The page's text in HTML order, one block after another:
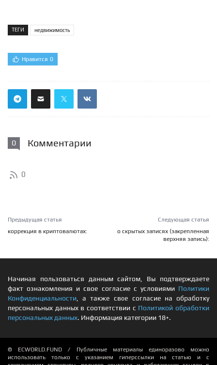
ТЕГИ недвижимость
Нравится 0
0 Комментарии
0
Предыдущая статья
коррекция в криптовалютах:
Следующая статья
о скрытых записях (закрепленная
верхняя запись):
Начиная пользоваться данным сайтом, Вы подтверждаете
факт ознакомления и свое согласие с условиями Политики
Конфиденциальности , а также свое согласие на обработку
персональных данных в соответствии с Политикой обработки
персональных данных. Информация категории 18+.
© ECWORLD.FUND / Публичные материалы единоразово можно
использовать только с указанием гиперссылки на статью и с